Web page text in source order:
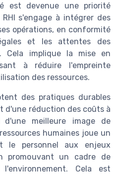
est devenue une priorité
s'engage à intégrer des
opérations, en conformité
et les attentes des
Cela implique la mise en
à réduire l'empreinte
des ressources.
des pratiques durables
d'une réduction des coûts à
meilleure image de
humaines joue un
le personnel aux enjeux
promouvant un cadre de
Cela est